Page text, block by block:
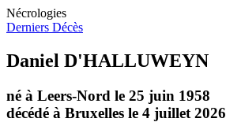
Nécrologies
Derniers Décès
Daniel D'HALLUWEYN
né à Leers-Nord le 25 juin 1958
décédé à Bruxelles le 4 juillet 2026